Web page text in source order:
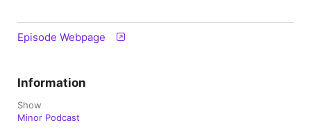
Episode Webpage
Information
Show
Minor Podcast